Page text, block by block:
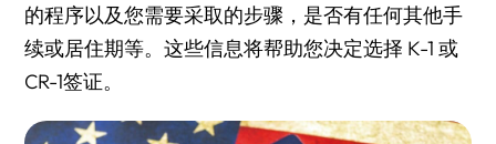
的程序以及您需要采取的步骤，是否有任何其他手
续或居住期等。这些信息将帮助您决定选择 K-1 或
CR-1签证。